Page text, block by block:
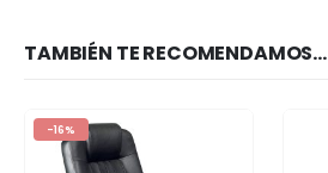
TAMBIÉN TE RECOMENDAMOS…
-16%